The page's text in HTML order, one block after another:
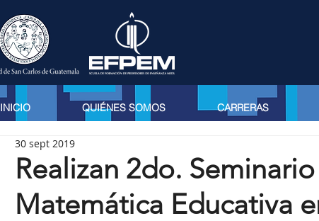
INICIO QUIÉNES SOMOS CARRERAS
Realizan 2do.
Matemática Educativa
30 sept 2019